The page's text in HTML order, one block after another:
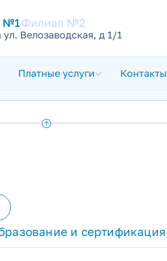
№1Филиал №2
ул. Велозаводская, д 1/1
Платные услуги Контакты
и сертификация